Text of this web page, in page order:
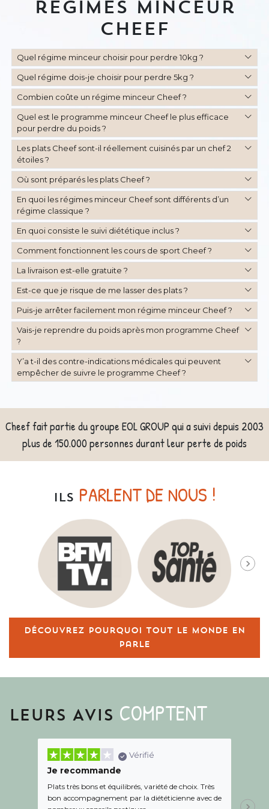
régimes minceur
Cheef
Quel régime minceur choisir pour perdre 10kg ?
Quel régime dois-je choisir pour perdre 5kg ?
Combien coûte un régime minceur Cheef ?
Quel est le programme minceur Cheef le plus efficace
pour perdre du poids ?
Les plats Cheef sont-il réellement cuisinés par un chef 2
étoiles ?
Où sont préparés les plats Cheef ?
En quoi les régimes minceur Cheef sont différents d’un
régime classique ?
En quoi consiste le suivi diététique inclus ?
Comment fonctionnent les cours de sport Cheef ?
La livraison est-elle gratuite ?
Est-ce que je risque de me lasser des plats ?
Puis-je arrêter facilement mon régime minceur Cheef ?
Vais-je reprendre du poids après mon programme Cheef
?
Y’a t-il des contre-indications médicales qui peuvent
empêcher de suivre le programme Cheef ?
Cheef fait partie du groupe EOL GROUP qui a suivi depuis 2003
plus de 150.000 personnes durant leur perte de poids
ILS PARLENT DE NOUS !
Découvrez pourquoi tout le monde en
parle
LEURS AVIS COMPTENT
Vérifié
Je recommande
Plats très bons et équilibrés, variété de choix. Très
bon accompagnement par la diététicienne avec de
de l